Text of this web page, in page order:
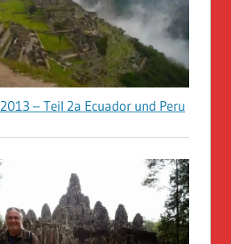
2013 – Teil 2a Ecuador und Peru